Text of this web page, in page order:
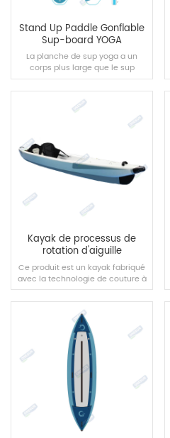
Stand Up Paddle Gonflable
Sup-board YOGA
La planche de sup yoga a un
corps plus large que le sup
ordinaire, ce qui convient aux
amateurs de yoga intermédiaires.
Kayak de processus de
rotation d'aiguille
Ce produit est un kayak fabriqué
avec la technologie de couture à
l'aiguille, développé et conçu par
les concepteurs de l'équipe
Onesun en utilisant l'une des
techniques les plus avancées
pour fabriquer des kayaks
gonflables - la technologie de
couture à l'aiguille.
LIRE LA SUITE